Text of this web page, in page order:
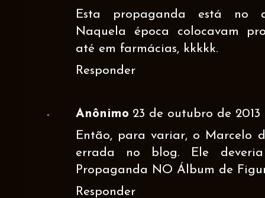
Esta propaganda está no
Naquela época colocavam
até em farmácias, kkkkk.
Responder
Anônimo 23 de outubro de 2013
Então, para variar, o Marcelo
errada no blog. Ele
Propaganda NO Álbum de
Responder